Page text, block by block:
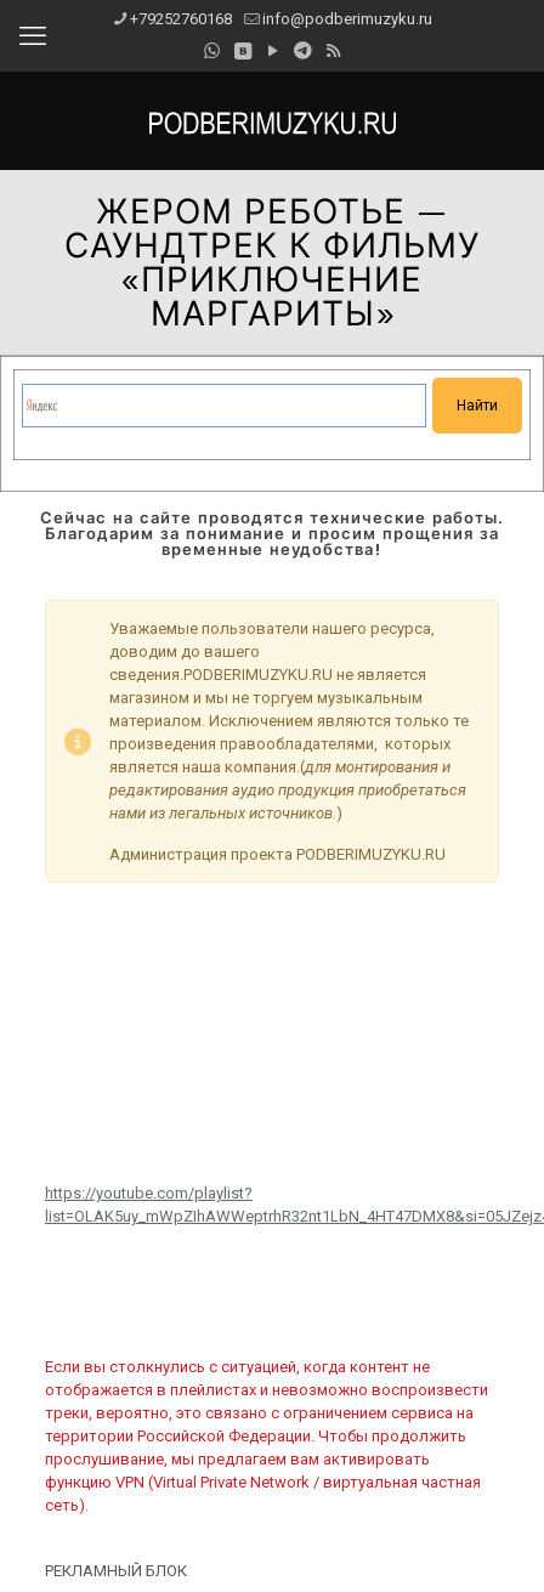
+79252760168 info@podberimuzyku.ru
ЖЕРОМ РЕБОТЬЕ —
САУНДТРЕК К ФИЛЬМУ
«ПРИКЛЮЧЕНИЕ
МАРГАРИТЫ»
Сейчас на сайте проводятся технические работы.
Благодарим за понимание и просим прощения за
временные неудобства!
Уважаемые пользователи нашего ресурса,
доводим до вашего
сведения.PODBERIMUZYKU.RU не является
магазином и мы не торгуем музыкальным
материалом. Исключением являются только те
произведения правообладателями, которых
является наша компания.(для монтирования и
редактирования аудио продукция приобретаться
нами из легальных источников.)
Администрация проекта PODBERIMUZYKU.RU
https://youtube.com/playlist?
Если вы столкнулись с ситуацией, когда контент не
отображается в плейлистах и невозможно воспроизвести
треки, вероятно, это связано с ограничением сервиса на
территории Российской Федерации. Чтобы продолжить
прослушивание, мы предлагаем вам активировать
функцию VPN (Virtual Private Network / виртуальная частная
сеть).
РЕКЛАМНЫЙ БЛОК